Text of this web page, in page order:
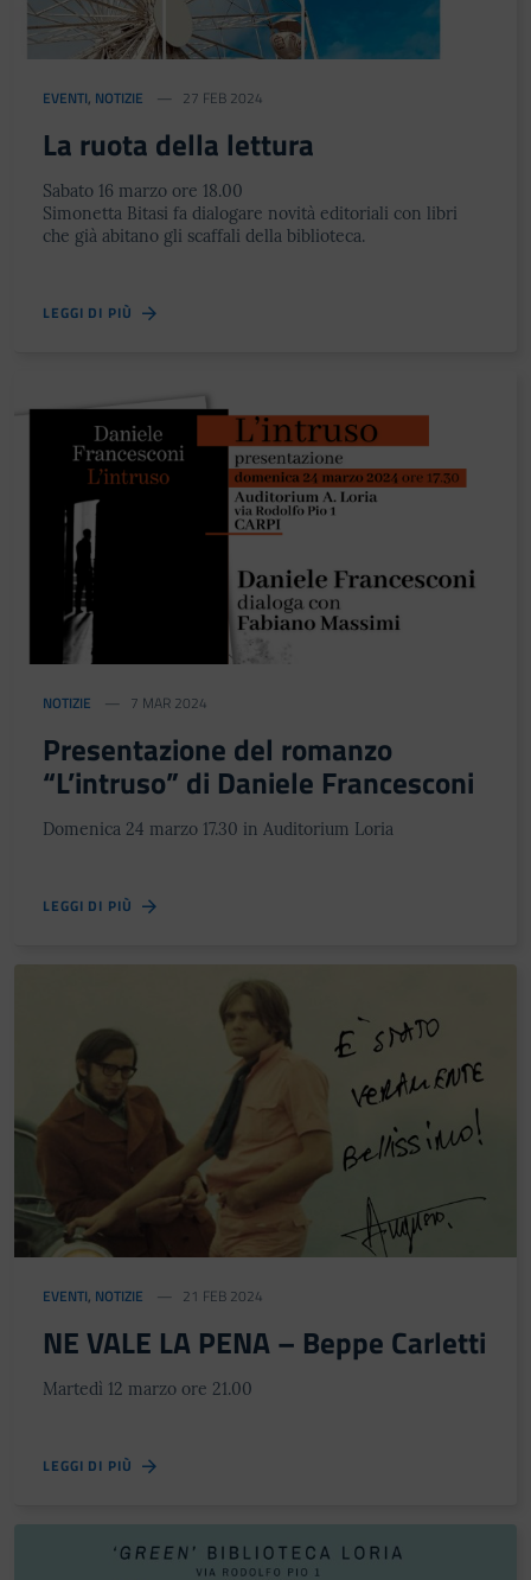
EVENTI, NOTIZIE 27 FEB 2024
La ruota della lettura
Sabato 16 marzo ore 18.00
Simonetta Bitasi fa dialogare novità editoriali con libri
che già abitano gli scaffali della biblioteca.
LEGGI DI PIÙ
NOTIZIE 7 MAR 2024
Presentazione del romanzo
“L’intruso” di Daniele Francesconi
Domenica 24 marzo 17.30 in Auditorium Loria
LEGGI DI PIÙ
EVENTI, NOTIZIE 21 FEB 2024
NE VALE LA PENA – Beppe Carletti
Martedì 12 marzo ore 21.00
LEGGI DI PIÙ